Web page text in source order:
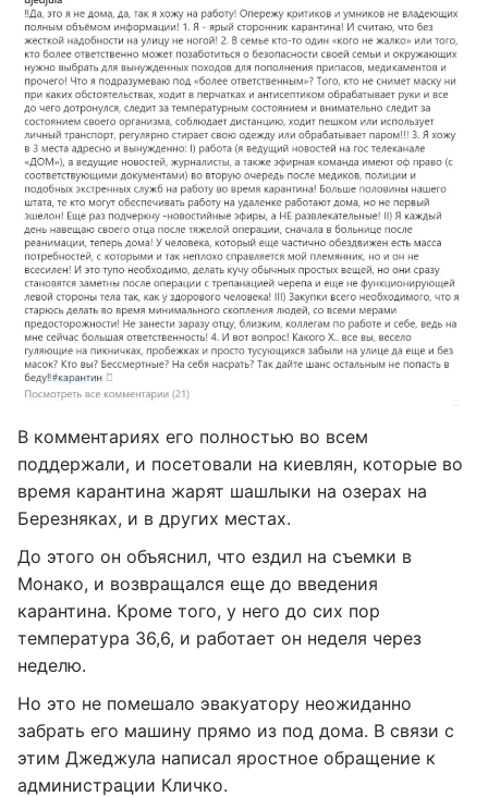
В комментариях его полностью во всем
поддержали, и посетовали на киевлян, которые во
время карантина жарят шашлыки на озерах на
Березняках, и в других местах.
До этого он объяснил, что ездил на съемки в
Монако, и возвращался еще до введения
карантина. Кроме того, у него до сих пор
температура 36,6, и работает он неделя через
неделю.
Но это не помешало эвакуатору неожиданно
забрать его машину прямо из под дома. В связи с
этим Джеджула написал яростное обращение к
администрации Кличко.